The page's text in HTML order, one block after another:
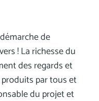
de
! La richesse du
des regards et
par tous et
du projet et